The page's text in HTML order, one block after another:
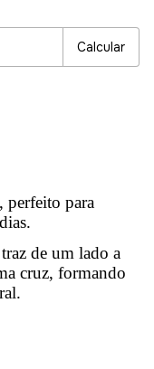
Calcular
perfeito para
de um lado a
cruz, formando